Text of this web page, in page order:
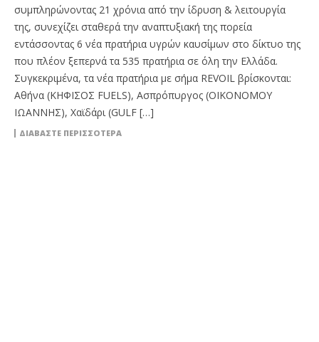
συμπληρώνοντας 21 χρόνια από την ίδρυση & λειτουργία
της, συνεχίζει σταθερά την αναπτυξιακή της πορεία
εντάσσοντας 6 νέα πρατήρια υγρών καυσίμων στο δίκτυο της
που πλέον ξεπερνά τα 535 πρατήρια σε όλη την Ελλάδα.
Συγκεκριμένα, τα νέα πρατήρια με σήμα REVOIL βρίσκονται:
Αθήνα (ΚΗΦΙΣΟΣ FUELS), Ασπρόπυργος (ΟΙΚΟΝΟΜΟΥ
ΙΩΑΝΝΗΣ), Χαϊδάρι (GULF […]
ΔΙΑΒΆΣΤΕ ΠΕΡΙΣΣΌΤΕΡΑ